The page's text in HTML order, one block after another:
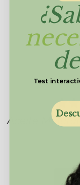
Aceite
Test